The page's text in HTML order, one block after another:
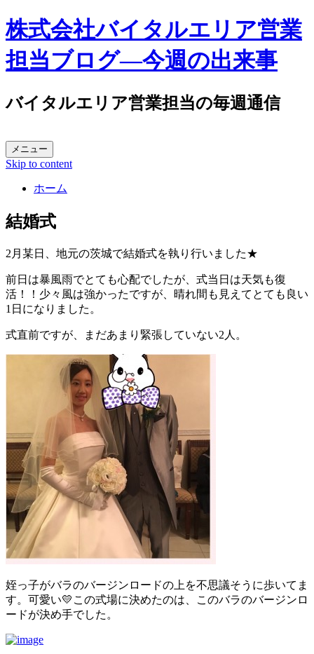
株式会社バイタルエリア営業
担当ブログ―今週の出来事
バイタルエリア営業担当の毎週通信
メニュー
Skip to content
ホーム
結婚式
2月某日、地元の茨城で結婚式を執り行いました★
前日は暴風雨でとても心配でしたが、式当日は天気も復
活！！少々風は強かったですが、晴れ間も見えてとても良い
1日になりました。
式直前ですが、まだあまり緊張していない2人。
姪っ子がバラのバージンロードの上を不思議そうに歩いてま
す。可愛い💛この式場に決めたのは、このバラのバージンロ
ードが決め手でした。